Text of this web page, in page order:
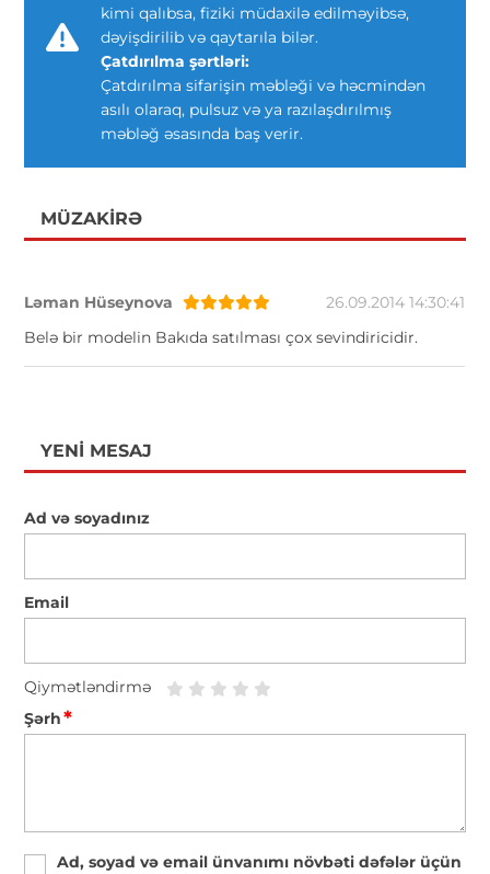
kimi qalıbsa, fiziki müdaxilə edilməyibsə,
dəyişdirilib və qaytarıla bilər.
Çatdırılma şərtləri:
Çatdırılma sifarişin məbləği və həcmindən
asılı olaraq, pulsuz və ya razılaşdırılmış
məbləğ əsasında baş verir.
MÜZAKIRƏ
Ləman Hüseynova
26.09.2014 14:30:41
Belə bir modelin Bakıda satılması çox sevindiricidir.
YENI MESAJ
Ad və soyadınız
Email
Qiymətləndirmə
Şərh*
Ad, soyad və email ünvanımı növbəti dəfələr üçün